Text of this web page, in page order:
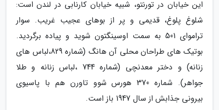
این خیابان در تورنتو، شبیه خیابان کارنابی در لندن است:
شلوغ پلوغ، قدیمی و پر از بوهای عجیب غریب. سوار
تراموای 501 به سمت اوسینگتون شوید و پیاده برگردید.
بوتیک های طراحان محلی آن هانگ (شماره 829،لباس های
زنانه) و دختر معدنچی (شماره 744 ،لباس زنانه و طلا
جواهر). شماره 370 هورس شوو تاورن هم با پاسیوی
بیرونی جذابش از سال 1947 باز است.